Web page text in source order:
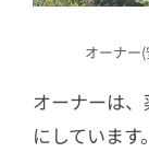
オーナー
オーナーは
にしていま